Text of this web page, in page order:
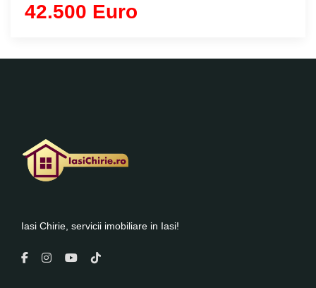
42.500 Euro
Iasi Chirie, servicii imobiliare in Iasi!